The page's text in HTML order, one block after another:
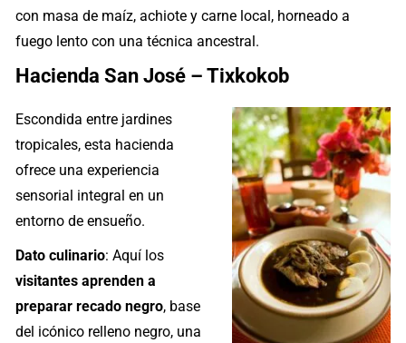
con masa de maíz, achiote y carne local, horneado a
fuego lento con una técnica ancestral.
Hacienda San José – Tixkokob
Escondida entre jardines
tropicales, esta hacienda
ofrece una experiencia
sensorial integral en un
entorno de ensueño.
Dato culinario: Aquí los
visitantes aprenden a
preparar recado negro, base
del icónico relleno negro, una